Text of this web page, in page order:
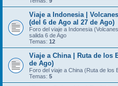
Viaje a Indonesia |
(del 6 de Ago al 27 de Ago)
Foro del viaje a Indonesia
salida 6 de Ago
Temas: 12
Viaje a China | Ruta de los
de Ago)
Foro del viaje a China (Ruta de los
Temas: 5